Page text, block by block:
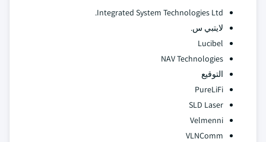
Integrated System Technologies Ltd.
لايتبي س.
Lucibel
NAV Technologies
التوقيع
PureLiFi
SLD Laser
Velmenni
VLNComm